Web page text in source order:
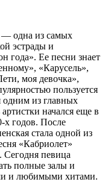
— одна из самых
эстрады и
года». Ее песни знает
«Карусель»,
моя девочка»,
пользуется
из главных
начался еще в
х годов. После
стала одной из
«Кабриолет»
Сегодня певица
полные залы и
и любимыми хитами.